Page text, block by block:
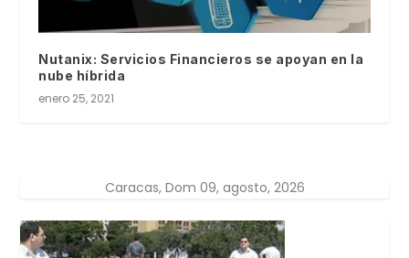
Nutanix: Servicios Financieros se apoyan en la
nube híbrida
enero 25, 2021
Caracas, Dom 09, agosto, 2026